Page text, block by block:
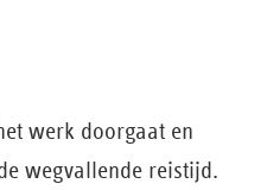
werk doorgaat en
wegvallende reistijd.